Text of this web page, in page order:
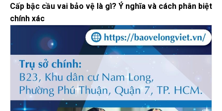
Cấp bậc cầu vai bảo vệ là gì? Ý nghĩa và cách phân biệt
chính xác